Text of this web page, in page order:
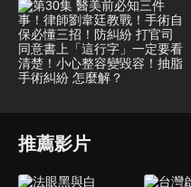
推薦影片